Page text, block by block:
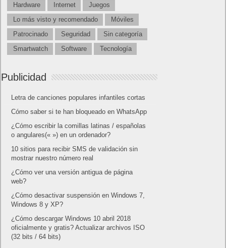
Hardware
Internet
Juegos
Lo más visto y recomendado
Móviles
Patrocinado
Seguridad
Sin categoría
Smartwatch
Software Tecnología
Publicidad
Letra de canciones populares infantiles cortas
Cómo saber si te han bloqueado en WhatsApp
¿Cómo escribir la comillas latinas / españolas
o angulares(« ») en un ordenador?
10 sitios para recibir SMS de validación sin
mostrar nuestro número real
¿Cómo ver una versión antigua de página
web?
¿Cómo desactivar suspensión en Windows 7,
Windows 8 y XP?
¿Cómo descargar Windows 10 abril 2018
oficialmente y gratis? Actualizar archivos ISO
(32 bits / 64 bits)